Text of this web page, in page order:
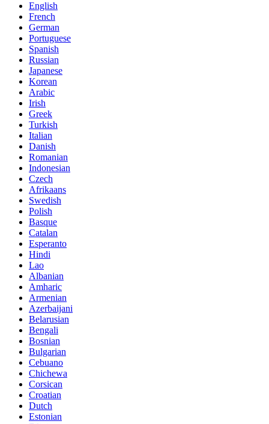
English
French
German
Portuguese
Spanish
Russian
Japanese
Korean
Arabic
Irish
Greek
Turkish
Italian
Danish
Romanian
Indonesian
Czech
Afrikaans
Swedish
Polish
Basque
Catalan
Esperanto
Hindi
Lao
Albanian
Amharic
Armenian
Azerbaijani
Belarusian
Bengali
Bosnian
Bulgarian
Cebuano
Chichewa
Corsican
Croatian
Dutch
Estonian